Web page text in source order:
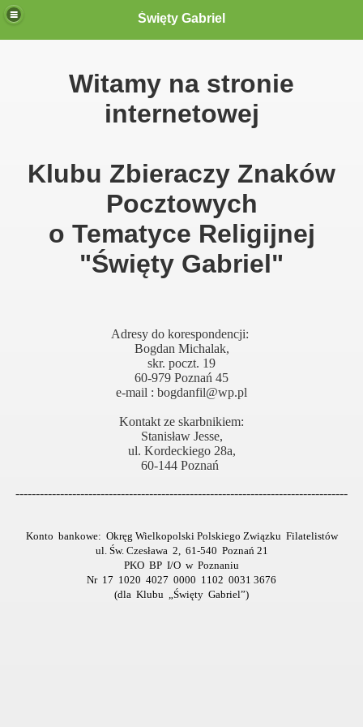
Święty Gabriel
Witamy na stronie
internetowej
Klubu Zbieraczy Znaków
Pocztowych
o Tematyce Religijnej
"Święty Gabriel"
Adresy do korespondencji:
Bogdan Michalak,
skr. poczt. 19
60-979 Poznań 45
e-mail : bogdanfil@wp.pl
Kontakt ze skarbnikiem:
Stanisław Jesse,
ul. Kordeckiego 28a,
60-144 Poznań
----------------------------------------------------------------------------------
Konto bankowe: Okręg Wielkopolski Polskiego Związku Filatelistów
ul. Św. Czesława 2, 61-540 Poznań 21
PKO BP I/O w Poznaniu
Nr 17 1020 4027 0000 1102 0031 3676
(dla Klubu „Święty Gabriel”)
Klubu